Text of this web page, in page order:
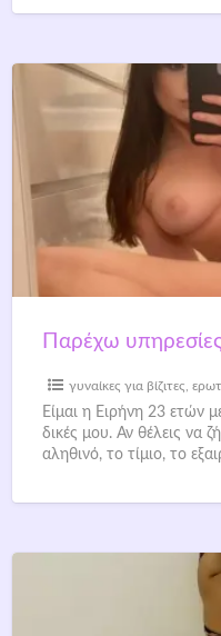
γυναίκες για βίζιτες
Είμαι η Ειρήνη 23 ετών
δικές μου. Αν θέλεις να
αληθινό, το τίμιο, το